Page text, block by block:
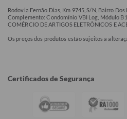
Rodovia Fernão Dias, Km 9745, S/N, Bairro
Complemento: Condomínio VBI Log, Módulo
COMÉRCIO DE ARTIGOS ELETRÔNICOS E
Os preços dos produtos estão sujeitos a
Certificados de Segurança